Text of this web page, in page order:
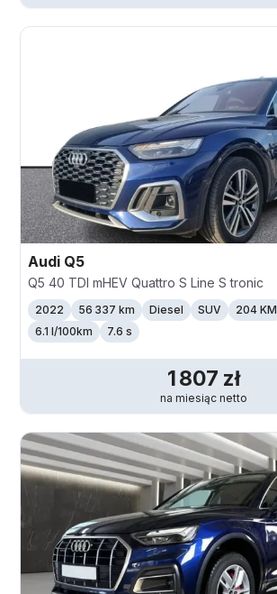
Audi Q5
Q5 40 TDI mHEV Quattro S Line S tronic
2022 56 337 km Diesel SUV 204 KM
6.1 l/100km
7.6 s
1 807 zł
na miesiąc netto